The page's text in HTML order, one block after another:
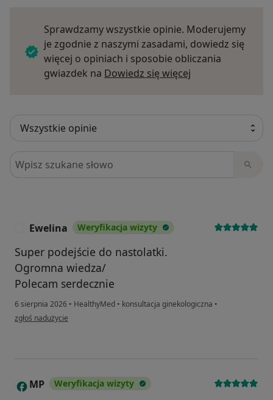
Sprawdzamy wszystkie opinie. Moderujemy
je zgodnie z naszymi zasadami, dowiedz się
więcej o opiniach i sposobie obliczania
gwiazdek na Dowiedz się więcej
Szukaj w opiniach
Ewelina Weryfikacja wizyty
Super podejście do nastolatki.
Ogromna wiedza/
Polecam serdecznie
6 sierpnia 2026 • HealthyMed • konsultacja ginekologiczna •
w opinii użytkownika Ewelina
zgłoś nadużycie
M MP Weryfikacja wizyty